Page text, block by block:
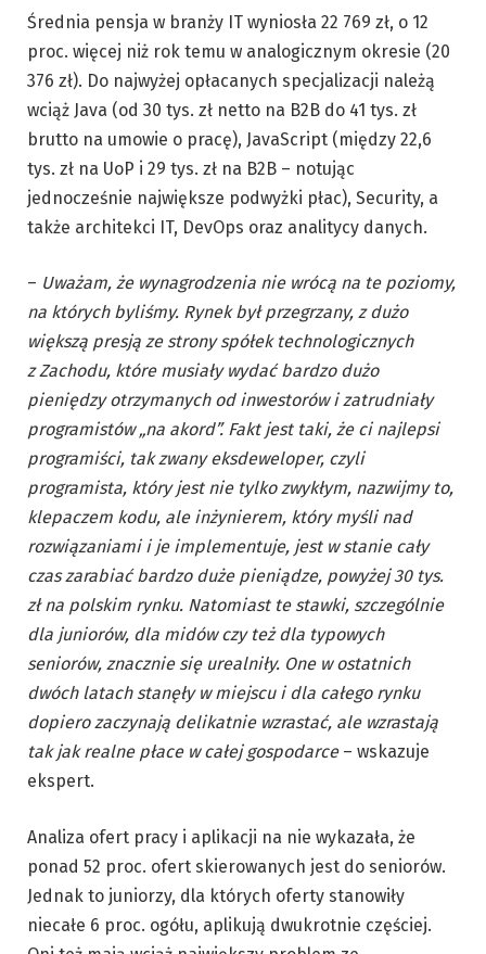
Średnia pensja w branży IT wyniosła 22 769 zł, o 12
proc. więcej niż rok temu w analogicznym okresie (20
376 zł). Do najwyżej opłacanych specjalizacji należą
wciąż Java (od 30 tys. zł netto na B2B do 41 tys. zł
brutto na umowie o pracę), JavaScript (między 22,6
tys. zł na UoP i 29 tys. zł na B2B – notując
jednocześnie największe podwyżki płac), Security, a
także architekci IT, DevOps oraz analitycy danych.
– Uważam, że wynagrodzenia nie wrócą na te poziomy,
na których byliśmy. Rynek był przegrzany, z dużo
większą presją ze strony spółek technologicznych
z Zachodu, które musiały wydać bardzo dużo
pieniędzy otrzymanych od inwestorów i zatrudniały
programistów „na akord”. Fakt jest taki, że ci najlepsi
programiści, tak zwany eksdeweloper, czyli
programista, który jest nie tylko zwykłym, nazwijmy to,
klepaczem kodu, ale inżynierem, który myśli nad
rozwiązaniami i je implementuje, jest w stanie cały
czas zarabiać bardzo duże pieniądze, powyżej 30 tys.
zł na polskim rynku. Natomiast te stawki, szczególnie
dla juniorów, dla midów czy też dla typowych
seniorów, znacznie się urealniły. One w ostatnich
dwóch latach stanęły w miejscu i dla całego rynku
dopiero zaczynają delikatnie wzrastać, ale wzrastają
tak jak realne płace w całej gospodarce – wskazuje
ekspert.
Analiza ofert pracy i aplikacji na nie wykazała, że
ponad 52 proc. ofert skierowanych jest do seniorów.
Jednak to juniorzy, dla których oferty stanowiły
niecałe 6 proc. ogółu, aplikują dwukrotnie częściej.